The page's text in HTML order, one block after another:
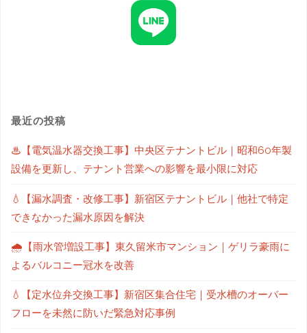
最近の投稿
♨【電気温水器交換工事】中央区テナントビル｜昭和60年製
設備を更新し、テナント営業への影響を最小限に対応
💧【漏水調査・改修工事】新宿区テナントビル｜他社で特定
できなかった漏水原因を解決
🌧【雨水管増設工事】東久留米市マンション｜ゲリラ豪雨に
よるバルコニー冠水を改善
💧【定水位弁交換工事】新宿区集合住宅｜受水槽のオーバー
フローを未然に防いだ緊急対応事例